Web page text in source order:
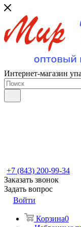
Интернет-магазин
+7 (843) 200-99-34
Заказать звонок
Задать вопрос
Войти
Корзина0